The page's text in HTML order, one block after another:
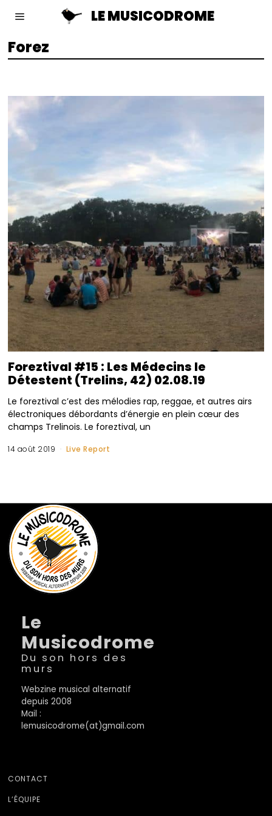
LE MUSICODROME
Forez
Foreztival #15 : Les Médecins le
Détestent (Trelins, 42) 02.08.19
Le foreztival c’est des mélodies rap, reggae, et autres airs
électroniques débordants d’énergie en plein cœur des
champs Trelinois. Le foreztival, un
14 août 2019 Live Report
Le
Musicodrome
Du son hors des
murs
Webzine musical alternatif
depuis 2008
Mail :
lemusicodrome(at)gmail.com
CONTACT
L’ÉQUIPE